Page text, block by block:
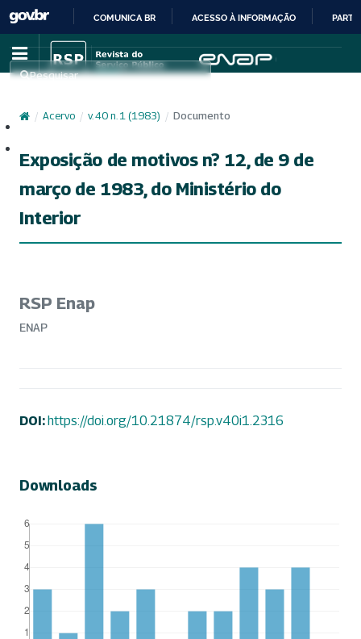
IR
PARA
CONTEÚDO
COMUNICA BR ACESSO À INFORMAÇÃO
Pesquisar
/ Acervo / v. 40 n. 1 (1983) / Documento
Exposição de motivos n? 12, de 9 de
março de 1983, do Ministério do
Interior
RSP Enap
ENAP
DOI:https://doi.org/10.21874/rsp.v40i1.2316
Downloads